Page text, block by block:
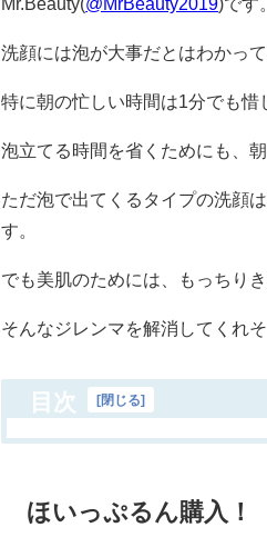
洗顔には泡が大事だとはわかっ
特に朝の忙しい時間は1分でも惜
泡立てる時間を省くためにも、
ただ泡で出てくるタイプの洗顔
す。
でも美肌のためには、もっちり
そんなジレンマを解消してくれ
目次 [閉じる]
ほいっぷるん購入！